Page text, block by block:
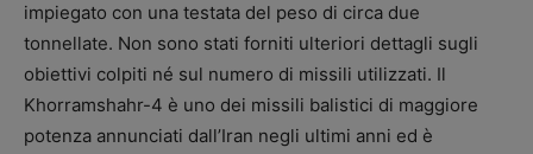
impiegato con una testata del peso di circa due
tonnellate. Non sono stati forniti ulteriori dettagli sugli
obiettivi colpiti né sul numero di missili utilizzati. Il
Khorramshahr-4 è uno dei missili balistici di maggiore
potenza annunciati dall’Iran negli ultimi anni ed è